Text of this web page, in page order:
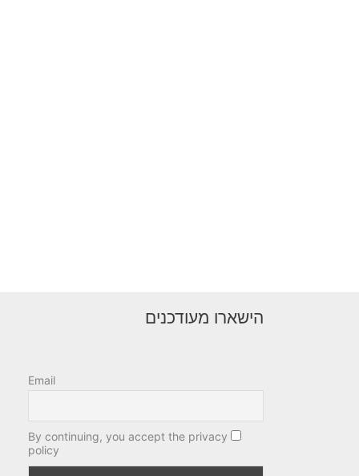
הישארו מעודכנים
Email
By continuing, you accept the privacy
policy